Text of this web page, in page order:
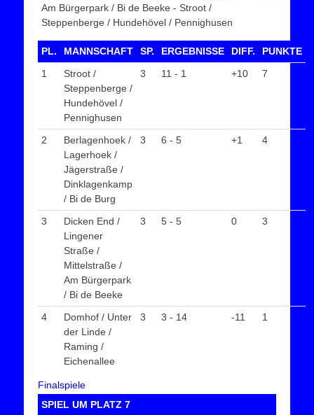
Am Bürgerpark / Bi de Beeke - Stroot /
Steppenberge / Hundehövel / Pennighusen
PL. MANNSCHAFT SP. ERGEBNISSE DIFF.
PUNKTE
1
Stroot /
Steppenberge /
Hundehövel /
Pennighusen
3 11 - 1 +10 7
2
Berlagenhoek /
Lagerhoek /
Jägerstraße /
Dinklagenkamp
/ Bi de Burg
3 6 - 5 +1 4
3
Dicken End /
Lingener
Straße /
Mittelstraße /
Am Bürgerpark
/ Bi de Beeke
3 5 - 5 0 3
4
Domhof / Unter
der Linde /
Raming /
Eichenallee
3 3 - 14 -11 1
Finalspiele
SPIEL UM PLATZ 7